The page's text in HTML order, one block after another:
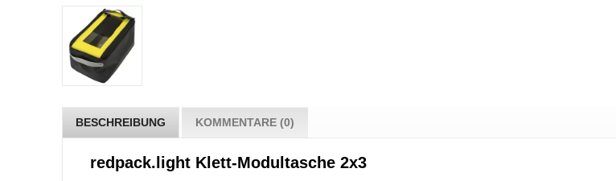
BESCHREIBUNG KOMMENTARE (0)
redpack.light Klett-Modultasche 2x3